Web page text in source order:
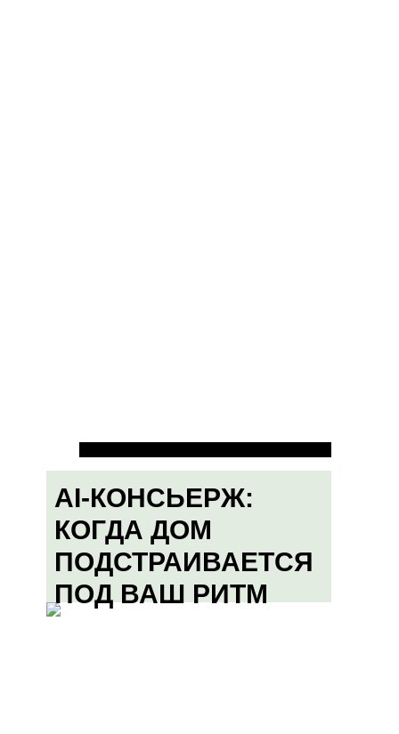
AI-КОНСЬЕРЖ:
КОГДА ДОМ
ПОДСТРАИВАЕТСЯ
ПОД ВАШ РИТМ